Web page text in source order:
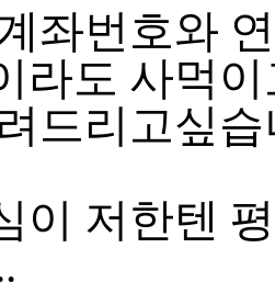
좌번호와
라도 사먹
드리고싶습
이 저한텐